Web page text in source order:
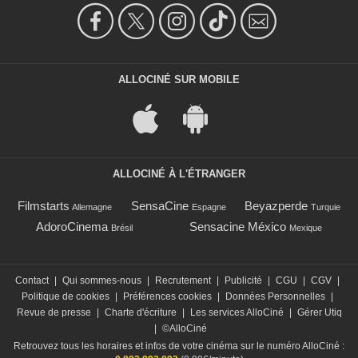
ALLOCINÉ SUR MOBILE
ALLOCINÉ À L'ÉTRANGER
Filmstarts Allemagne SensaCine Espagne Beyazperde Turquie
AdoroCinema Brésil Sensacine México Mexique
Contact Qui sommes-nous Recrutement Publicité CGU CGV
Politique de cookies
Préférences cookies Données Personnelles
Revue de presse
Charte d'écriture Les services AlloCiné
Gérer Utiq
©AlloCiné
Retrouvez tous les horaires et infos de votre cinéma sur le numéro AlloCiné :